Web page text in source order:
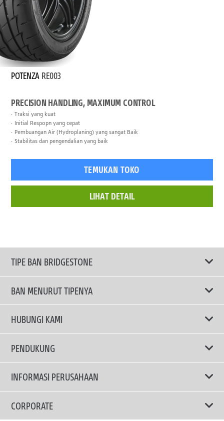
POTENZA RE003
PRECISION HANDLING, MAXIMUM CONTROL
Traksi yang kuat
Initial Respopn yang cepat
Pembuangan Air (Hydroplaning) yang sangat Baik
Stabilitas dan pengendalian yang baik
TEMUKAN TOKO
LIHAT DETAIL
TIPE BAN BRIDGESTONE
TRUCKS & BUSES TYRES
BAN MENURUT TIPENYA
Ban ENLITEN
Ban Performa
Ban Touring
Ban Hemat Bahan Bakar
HUBUNGI KAMI
Email Kami
PENDUKUNG
Privacy Policy
Terms Of Use
INFORMASI PERUSAHAAN
Mengapa Bridgestone?
CORPORATE